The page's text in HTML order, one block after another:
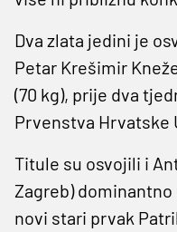
Dva zlata jedini je
Petar Krešimir
(70 kg), prije dva
Prvenstva Hrvatske
Titule su osvojili i
Zagreb)
novi stari prvak